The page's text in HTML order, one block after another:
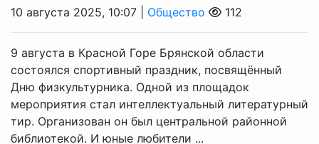
10 августа 2025, 10:07 | Общество 112
9 августа в Красной Горе Брянской области
состоялся спортивный праздник, посвящённый
Дню физкультурника. Одной из площадок
мероприятия стал интеллектуальный литературный
тир. Организован он был центральной районной
библиотекой. И юные любители ...